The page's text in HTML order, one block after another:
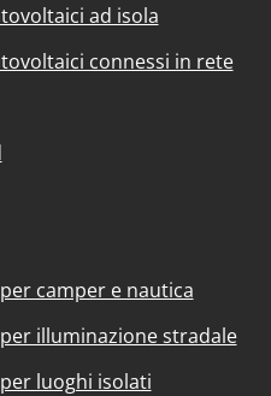
ad isola
connessi in rete
camper e nautica
illuminazione stradale
luoghi isolati